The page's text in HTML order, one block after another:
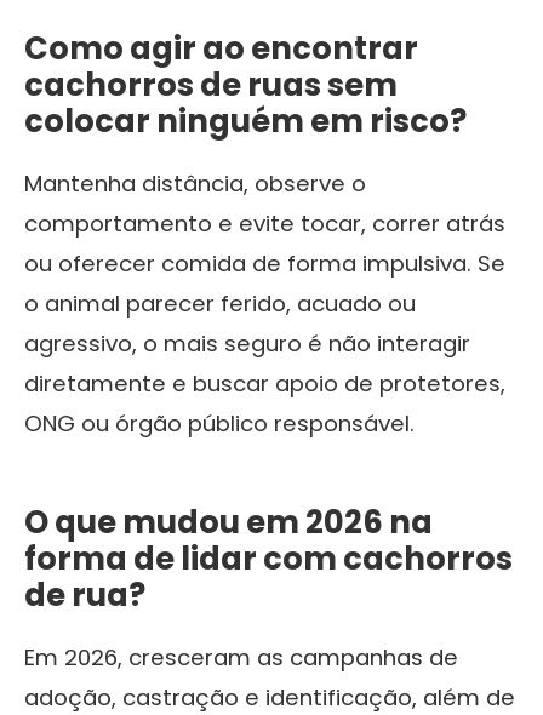
Como agir ao encontrar
cachorros de ruas sem
colocar ninguém em risco?
Mantenha distância, observe o
comportamento e evite tocar, correr atrás
ou oferecer comida de forma impulsiva. Se
o animal parecer ferido, acuado ou
agressivo, o mais seguro é não interagir
diretamente e buscar apoio de protetores,
ONG ou órgão público responsável.
O que mudou em 2026 na
forma de lidar com cachorros
de rua?
Em 2026, cresceram as campanhas de
adoção, castração e identificação, além de